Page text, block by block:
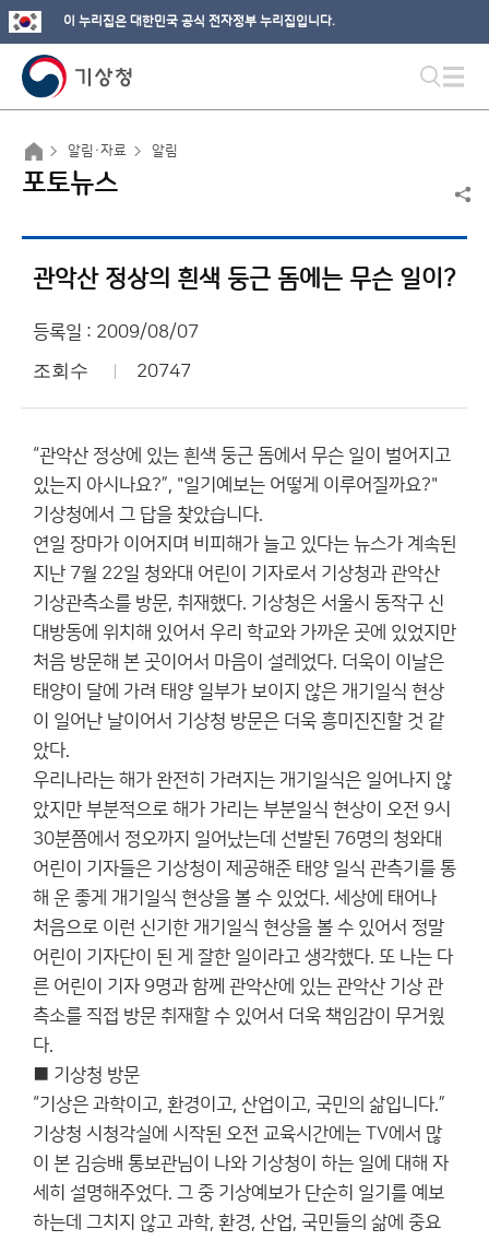
이 누리집은 대한민국 공식 전자정부 누리집입니다.
알림·자료 알림
포토뉴스
관악산 정상의 흰색 둥근 돔에는 무슨 일이?
등록일 : 2009/08/07
조회수 20747
“관악산 정상에 있는 흰색 둥근 돔에서 무슨 일이 벌어지고
있는지 아시나요?”, "일기예보는 어떻게 이루어질까요?"
기상청에서 그 답을 찾았습니다.
연일 장마가 이어지며 비피해가 늘고 있다는 뉴스가 계속된
지난 7월 22일 청와대 어린이 기자로서 기상청과 관악산
기상관측소를 방문, 취재했다. 기상청은 서울시 동작구 신
대방동에 위치해 있어서 우리 학교와 가까운 곳에 있었지만
처음 방문해 본 곳이어서 마음이 설레었다. 더욱이 이날은
태양이 달에 가려 태양 일부가 보이지 않은 개기일식 현상
이 일어난 날이어서 기상청 방문은 더욱 흥미진진할 것 같
았다.
우리나라는 해가 완전히 가려지는 개기일식은 일어나지 않
았지만 부분적으로 해가 가리는 부분일식 현상이 오전 9시
30분쯤에서 정오까지 일어났는데 선발된 76명의 청와대
어린이 기자들은 기상청이 제공해준 태양 일식 관측기를 통
해 운 좋게 개기일식 현상을 볼 수 있었다. 세상에 태어나
처음으로 이런 신기한 개기일식 현상을 볼 수 있어서 정말
어린이 기자단이 된 게 잘한 일이라고 생각했다. 또 나는 다
른 어린이 기자 9명과 함께 관악산에 있는 관악산 기상 관
측소를 직접 방문 취재할 수 있어서 더욱 책임감이 무거웠
다.
■ 기상청 방문
“기상은 과학이고, 환경이고, 산업이고, 국민의 삶입니다.”
기상청 시청각실에 시작된 오전 교육시간에는 TV에서 많
이 본 김승배 통보관님이 나와 기상청이 하는 일에 대해 자
세히 설명해주었다. 그 중 기상예보가 단순히 일기를 예보
하는데 그치지 않고 과학, 환경, 산업, 국민들의 삶에 중요